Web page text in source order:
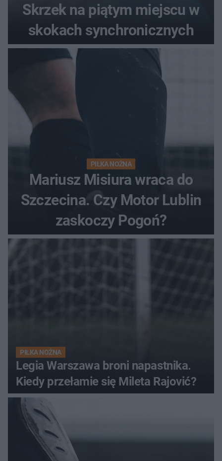
Skrzek na piątym miejscu w
skokach synchronicznych
PIŁKA NOŻNA
Mariusz Misiura wraca do
Szczecina. Czy Motor Lublin
zaskoczy Pogoń?
PIŁKA NOŻNA
Legia Warszawa broni napastnika.
Kiedy przełamie się Mileta Rajović?